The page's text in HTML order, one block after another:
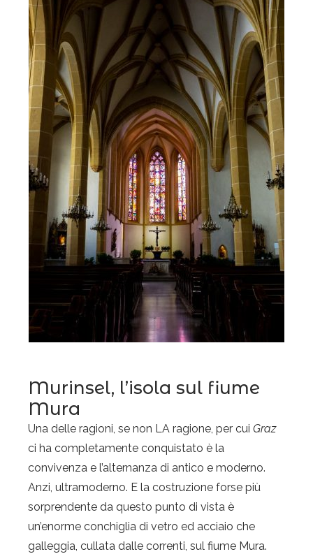
Murinsel, l’isola sul fiume
Mura
Una delle ragioni, se non LA ragione, per cui Graz
ci ha completamente conquistato è la
convivenza e l’alternanza di antico e moderno.
Anzi, ultramoderno. E la costruzione forse più
sorprendente da questo punto di vista è
un’enorme conchiglia di vetro ed acciaio che
galleggia, cullata dalle correnti, sul fiume Mura.